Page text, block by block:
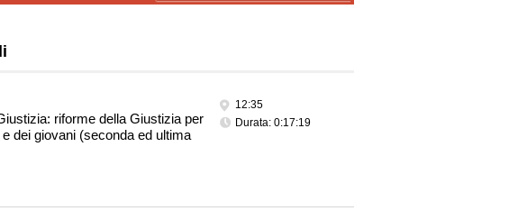
riforme della Giustizia per
dei giovani (seconda ed ultima
12:35
Durata: 0:17:19